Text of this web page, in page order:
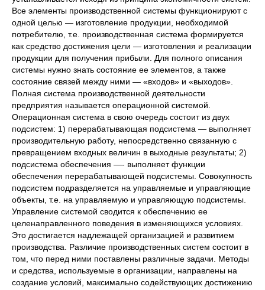
Все элементы производственной системы функционируют с
одной целью — изготовление продукции, необходимой
потребителю, т.е. производственная система формируется
как средство достижения цели — изготовления и реализации
продукции для получения прибыли. Для полного описания
системы нужно знать состояние ее элементов, а также
состояние связей между ними — «входов» и «выходов».
Полная система производственной деятельности
предприятия называется операционной системой.
Операционная система в свою очередь состоит из двух
подсистем: 1) перерабатывающая подсистема — выполняет
производительную работу, непосредственно связанную с
превращением входных величин в выходные результаты; 2)
подсистема обеспечения —- выполняет функции
обеспечения перерабатывающей подсистемы. Совокупность
подсистем подразделяется на управляемые и управляющие
объекты, т.е. на управляемую и управляющую подсистемы.
Управление системой сводится к обеспечению ее
целенаправленного поведения в изменяющихся условиях.
Это достигается надлежащей организацией и развитием
производства. Различие производственных систем состоит в
том, что перед ними поставлены различные задачи. Методы
и средства, используемые в организации, направлены на
создание условий, максимально содействующих достижению